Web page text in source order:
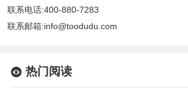
联系电话:400-880-7283
联系邮箱:info@toodudu.com
热门阅读